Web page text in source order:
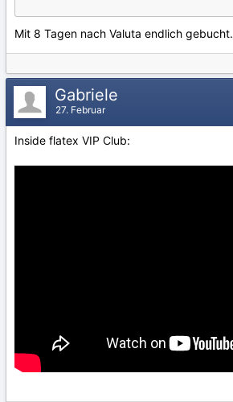
Mit 8 Tagen nach Valuta endlich gebucht.
Gabriele
27. Februar
Inside flatex VIP Club: